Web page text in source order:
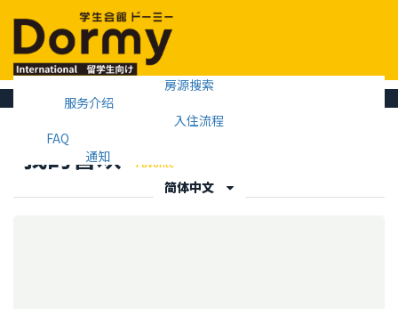
房源搜索
服务介绍
入住流程
FAQ
通知
简体中文
我的喜欢 Favorite